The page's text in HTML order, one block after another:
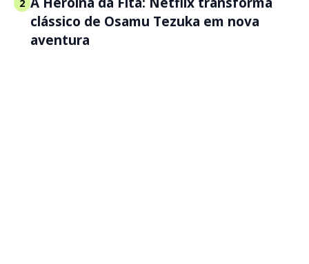
2
clássico de Osamu Tezuka em nova
aventura